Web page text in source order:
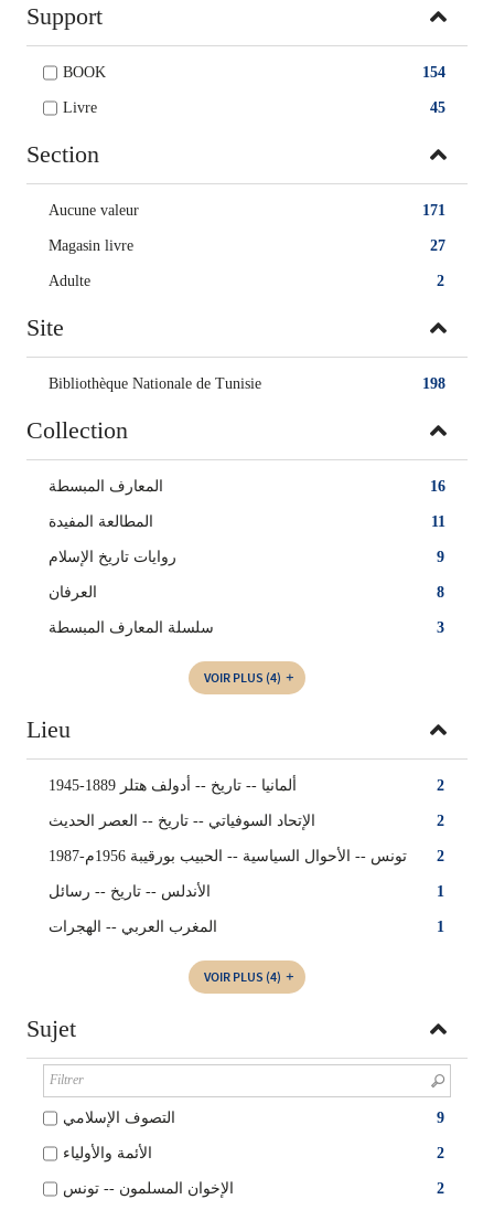
Support
154
BOOK
45
Livre
Section
171
Aucune valeur
27
Magasin livre
2
Adulte
Site
198
Bibliothèque Nationale de Tunisie
Collection
16 المعارف المبسطة
11 المطالعة المفيدة
9 روايات تاريخ الإسلام
8 العرفان
3 سلسلة المعارف المبسطة
VOIR PLUS (4)
Lieu
2 ألمانيا‏ -- ‏تاريخ‏ -- ‏أدولف هتلر 1889-1945
2 الإتحاد السوفياتي -- ‏تاريخ‏ -- ‏العصر الحديث
2 تونس‏ -- ‏الأحوال السياسية -- ‏الحبيب بورقيبة 1956م-1987
1 الأندلس -- تاريخ -- رسائل
1 المغرب العربي -- الهجرات
VOIR PLUS (4)
Sujet
9 التصوف الإسلامي
2 الأئمة والأولياء
2 الإخوان المسلمون -- ‏تونس